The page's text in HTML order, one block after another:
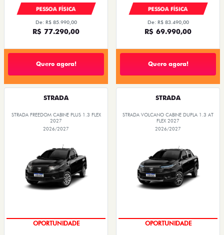
PESSOA FÍSICA
De: R$ 85.990,00
R$ 77.290,00
Quero agora!
PESSOA FÍSICA
De: R$ 83.490,00
R$ 69.990,00
Quero agora!
STRADA
STRADA FREEDOM CABINE PLUS 1.3 FLEX
2027
2026/2027
STRADA
STRADA VOLCANO CABINE DUPLA 1.3 AT
FLEX 2027
2026/2027